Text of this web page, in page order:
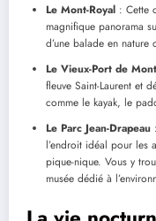
Le Mont-Royal : Cette
magnifique panorama
d’une balade en nature
Le Vieux-Port de
fleuve Saint-Laurent et
comme le kayak, le
Le Parc Jean-Drapeau
l’endroit idéal pour les
pique-nique. Vous y
musée dédié à